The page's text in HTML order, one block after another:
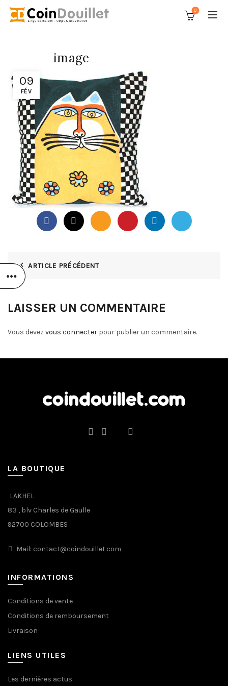
0
09
FÉV
image
ARTICLE PRÉCÉDENT
LAISSER UN COMMENTAIRE
Vous devez vous connecter pour publier un commentaire.
LA BOUTIQUE
LAKHEL
83 , blv Charles de Gaulle
92700 COLOMBES
Mail: contact@coindouillet.com
INFORMATIONS
Conditions de vente
Conditions de remboursement
Livraison
LIENS UTILES
Les dernières actus